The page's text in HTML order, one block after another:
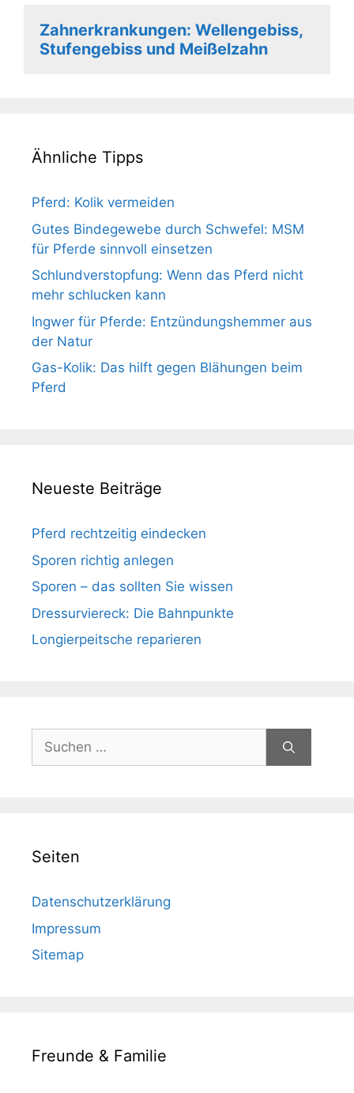
Zahnerkrankungen: Wellengebiss,
Stufengebiss und Meißelzahn
Ähnliche Tipps
Pferd: Kolik vermeiden
Gutes Bindegewebe durch Schwefel: MSM
für Pferde sinnvoll einsetzen
Schlundverstopfung: Wenn das Pferd nicht
mehr schlucken kann
Ingwer für Pferde: Entzündungshemmer aus
der Natur
Gas-Kolik: Das hilft gegen Blähungen beim
Pferd
Neueste Beiträge
Pferd rechtzeitig eindecken
Sporen richtig anlegen
Sporen – das sollten Sie wissen
Dressurviereck: Die Bahnpunkte
Longierpeitsche reparieren
Suchen
nach:
Seiten
Datenschutzerklärung
Impressum
Sitemap
Freunde & Familie